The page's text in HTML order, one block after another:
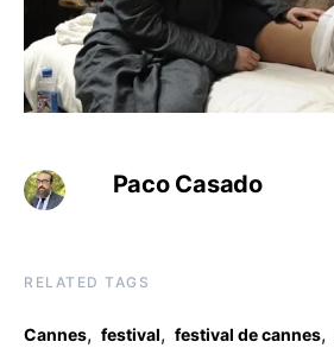
Paco Casado
RELATED TAGS
Cannes, festival, festival de cannes,